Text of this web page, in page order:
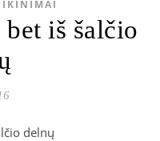
iš šalčio
delnų